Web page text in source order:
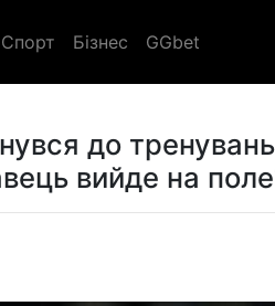
Спорт Бізнес GGbet
до
вийде на